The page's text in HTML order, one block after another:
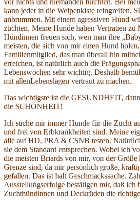
vor nichts und niemanden fürchten. Bei
kann jeder in die Welpenkiste reingreifen.
anbrummen. Mit einem agressiven Hund
züchten. Meine Hunde haben Vertrauen zu
Hündinnen freuen sich, wen man ihre
meisten, die sich von mir einen Hund
Familienmitglied, das man überall hin
erreichen, ist natürlich auch die
Lebenswochen sehr wichtig. Deshalb
mit allenLebenslagen vertraut zu machen.
Das wichtigste ist die GESUNDHEIT,
die SCHÖNHEIT!
Ich suche mir immer Hunde für die Zucht
und frei von Erbkrankheiten sind. Meine
alle auf HD, PRA & CSNB testen.
sie dem Standard entsprechen. Wobei ich
die meisten Briards von mir, von der Größe
Grenze sind, da mir persönlich große,
gefallen. Das ist halt Geschmackssache.
Ausstellungserfolge bestätigen mir, daß ich
Zuchthündinnen und Deckrüden die